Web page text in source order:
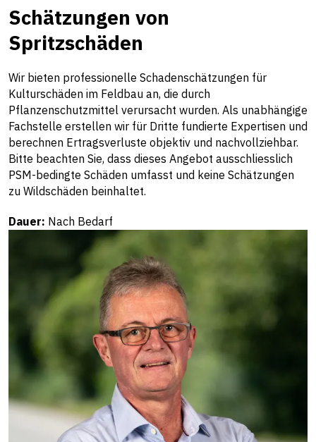
Schätzungen von
Spritzschäden
Wir bieten professionelle Schadenschätzungen für
Kulturschäden im Feldbau an, die durch
Pflanzenschutzmittel verursacht wurden. Als unabhängige
Fachstelle erstellen wir für Dritte fundierte Expertisen und
berechnen Ertragsverluste objektiv und nachvollziehbar.
Bitte beachten Sie, dass dieses Angebot ausschliesslich
PSM-bedingte Schäden umfasst und keine Schätzungen
zu Wildschäden beinhaltet.
Dauer: Nach Bedarf